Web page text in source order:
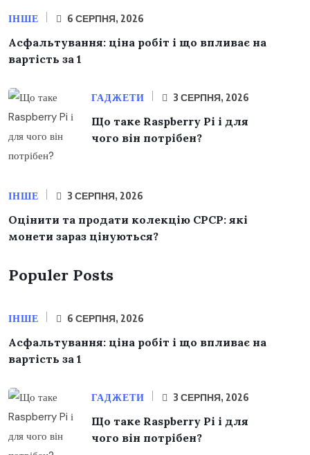
ІНШЕ 6 СЕРПНЯ, 2026
Асфальтування: ціна робіт і що впливає на
вартість за 1
ГАДЖЕТИ 3 СЕРПНЯ, 2026
Що таке Raspberry Pi і для
чого він потрібен?
ІНШЕ 3 СЕРПНЯ, 2026
Оцінити та продати колекцію СРСР: які
монети зараз цінуються?
Populer Posts
ІНШЕ 6 СЕРПНЯ, 2026
Асфальтування: ціна робіт і що впливає на
вартість за 1
ГАДЖЕТИ 3 СЕРПНЯ, 2026
Що таке Raspberry Pi і для
чого він потрібен?